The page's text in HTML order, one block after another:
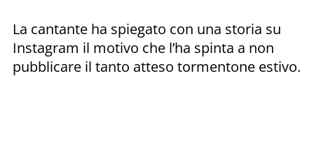
La cantante ha spiegato con una storia su
Instagram il motivo che l’ha spinta a non
pubblicare il tanto atteso tormentone estivo.